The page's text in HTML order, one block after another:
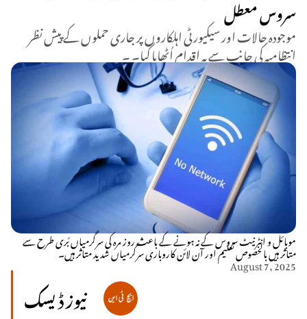
سروس معطل
موجودہ حالات اور سیکیورٹی اہلکاروں پر جاری حملوں کے پیش نظر
انتظامیہ کی جانب سے یہ اقدام اُٹھایا گیا۔ ۔
موبائل و انٹرنیٹ سروس کے نہ ہونے کے باعث روز مرہ کی سرگرمیاں بُری طرح سے
متاثر ہیں بالخصوص تعلیم اور آن لائن کاروباری سرگرمیاں شدید متاثر ہیں۔
August 7, 2025
نیوز ڈیسک